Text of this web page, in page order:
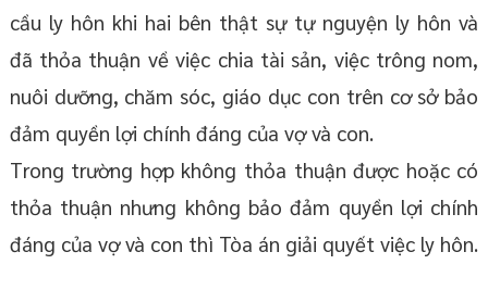
cầu ly hôn khi hai bên thật sự tự nguyện ly hôn và
đã thỏa thuận về việc chia tài sản, việc trông nom,
nuôi dưỡng, chăm sóc, giáo dục con trên cơ sở bảo
đảm quyền lợi chính đáng của vợ và con.
Trong trường hợp không thỏa thuận được hoặc có
thỏa thuận nhưng không bảo đảm quyền lợi chính
đáng của vợ và con thì Tòa án giải quyết việc ly hôn.